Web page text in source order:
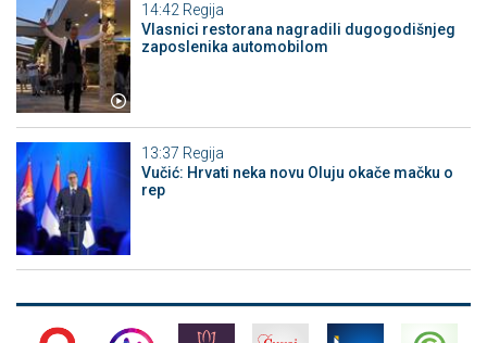
14:42 Regija
Vlasnici restorana nagradili dugogodišnjeg
zaposlenika automobilom
13:37 Regija
Vučić: Hrvati neka novu Oluju okače mačku o
rep